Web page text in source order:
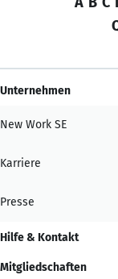
Unternehmen
New Work SE
Karriere
Presse
Hilfe & Kontakt
Mitgliedschaften